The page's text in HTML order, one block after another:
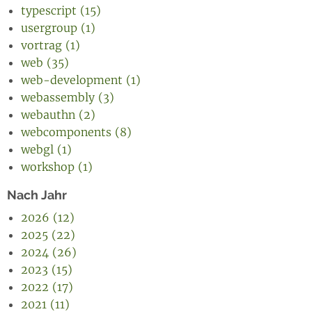
typescript (15)
usergroup (1)
vortrag (1)
web (35)
web-development (1)
webassembly (3)
webauthn (2)
webcomponents (8)
webgl (1)
workshop (1)
Nach Jahr
2026 (12)
2025 (22)
2024 (26)
2023 (15)
2022 (17)
2021 (11)